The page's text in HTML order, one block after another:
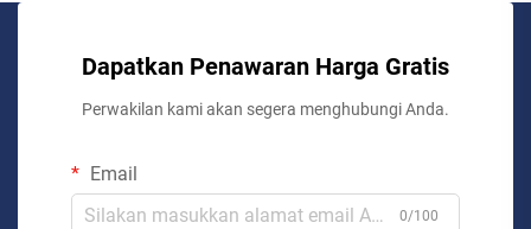
Dapatkan Penawaran Harga Gratis
Perwakilan kami akan segera menghubungi Anda.
Email
0/100